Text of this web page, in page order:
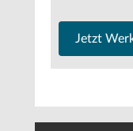
Jetzt